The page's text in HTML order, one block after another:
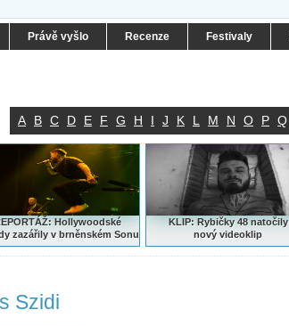
Právě vyšlo Recenze Festivaly
A B C D E F G H I J K L M N O P Q
Hollywoodské
zazářily v brněnském Sonu
KLIP: Rybičky 48 natočily
nový videoklip
Szidi